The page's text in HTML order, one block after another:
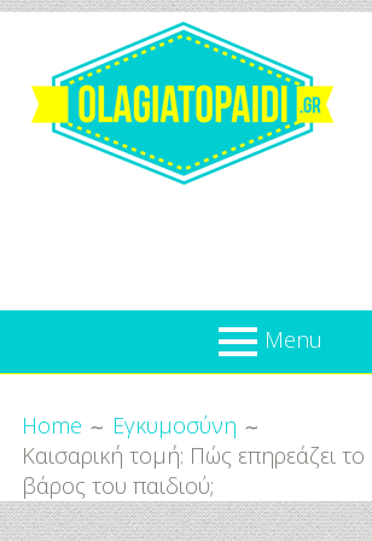
content
Menu
Για
το
Παιδί
Επικαιρότητα
Προσφορές
Home
Εγκυμοσύνη
Καισαρική τομή: Πώς επηρεάζει το
βάρος του παιδιού;